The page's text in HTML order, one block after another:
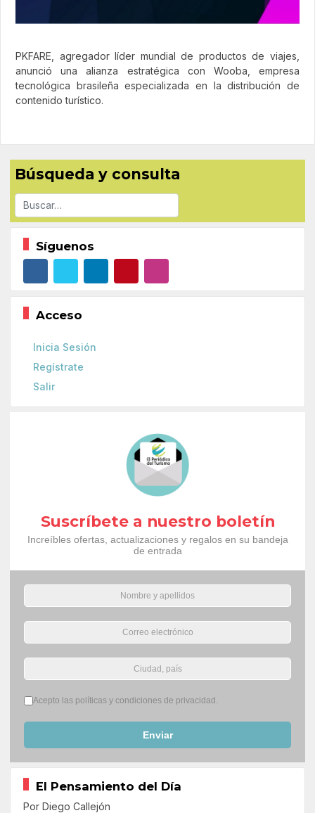
PKFARE, agregador líder mundial de productos de viajes,
anunció una alianza estratégica con Wooba, empresa
tecnológica brasileña especializada en la distribución de
contenido turístico.
Búsqueda y consulta
Buscar
Síguenos
Acceso
Inicia Sesión
Regístrate
Salir
Suscríbete a nuestro boletín
Increíbles ofertas, actualizaciones y regalos en su bandeja
de entrada
Términos del servicio*
Acepto las políticas y condiciones de privacidad.
Enviar
El Pensamiento del Día
Por Diego Callejón